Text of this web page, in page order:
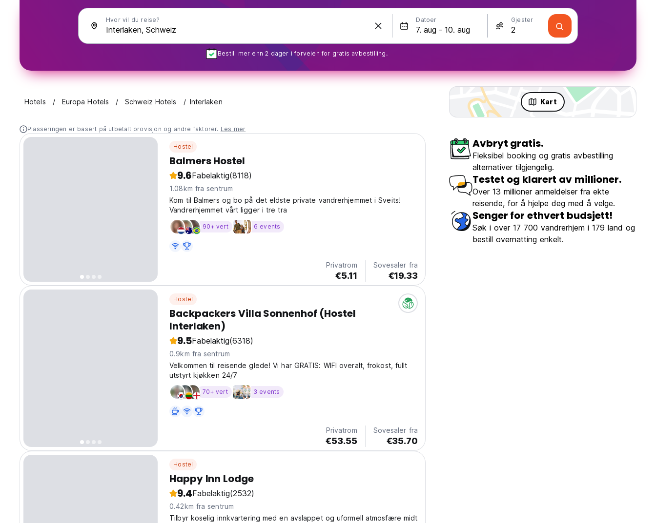
Hvor vil du reise? Datoer Gjester
Bestill mer enn 2 dager i forveien for gratis avbestilling.
Hotels Europa Hotels Schweiz Hotels Interlaken Kart
Plasseringen er basert på utbetalt provisjon og andre faktorer. Les mer
Hostel
Balmers Hostel
9.6Fabelaktig(8118)
1.08km fra sentrum
Kom til Balmers og bo på det eldste private vandrerhjemmet i Sveits!
Vandrerhjemmet vårt ligger i tre tra
90+ vert 6 events
Privatrom
€5.11
Sovesaler fra
€19.33
Hostel
Backpackers Villa Sonnenhof (Hostel
Interlaken)
9.5Fabelaktig(6318)
0.9km fra sentrum
Velkommen til reisende glede! Vi har GRATIS: WIFI overalt, frokost, fullt
utstyrt kjøkken 24/7
70+ vert 3 events
Privatrom
€53.55
Sovesaler fra
€35.70
Hostel
Happy Inn Lodge
9.4Fabelaktig(2532)
0.42km fra sentrum
Tilbyr koselig innkvartering med en avslappet og uformell atmosfære midt
Avbryt gratis.
Fleksibel booking og gratis avbestilling
alternativer tilgjengelig.
Testet og klarert av millioner.
Over 13 millioner anmeldelser fra ekte
reisende, for å hjelpe deg med å velge.
Senger for ethvert budsjett!
Søk i over 17 700 vandrerhjem i 179 land og
bestill overnatting enkelt.